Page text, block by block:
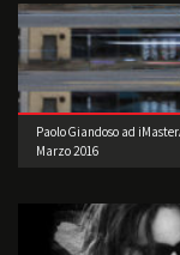
Paolo Giandoso ad
Marzo 2016